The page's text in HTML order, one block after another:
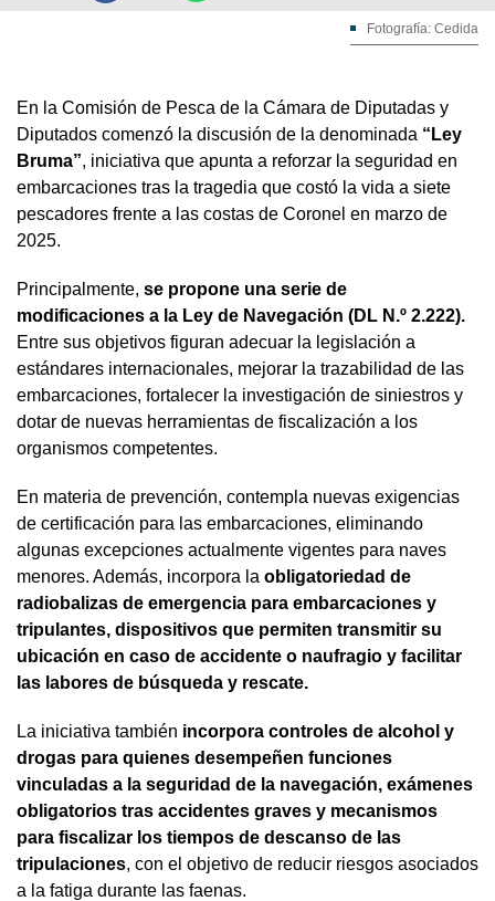
Fotografía: Cedida
En la Comisión de Pesca de la Cámara de Diputadas y
Diputados comenzó la discusión de la denominada “Ley
Bruma”, iniciativa que apunta a reforzar la seguridad en
embarcaciones tras la tragedia que costó la vida a siete
pescadores frente a las costas de Coronel en marzo de
2025.
Principalmente, se propone una serie de
modificaciones a la Ley de Navegación (DL N.º 2.222).
Entre sus objetivos figuran adecuar la legislación a
estándares internacionales, mejorar la trazabilidad de las
embarcaciones, fortalecer la investigación de siniestros y
dotar de nuevas herramientas de fiscalización a los
organismos competentes.
En materia de prevención, contempla nuevas exigencias
de certificación para las embarcaciones, eliminando
algunas excepciones actualmente vigentes para naves
menores. Además, incorpora la obligatoriedad de
radiobalizas de emergencia para embarcaciones y
tripulantes, dispositivos que permiten transmitir su
ubicación en caso de accidente o naufragio y facilitar
las labores de búsqueda y rescate.
La iniciativa también incorpora controles de alcohol y
drogas para quienes desempeñen funciones
vinculadas a la seguridad de la navegación, exámenes
obligatorios tras accidentes graves y mecanismos
para fiscalizar los tiempos de descanso de las
tripulaciones, con el objetivo de reducir riesgos asociados
a la fatiga durante las faenas.